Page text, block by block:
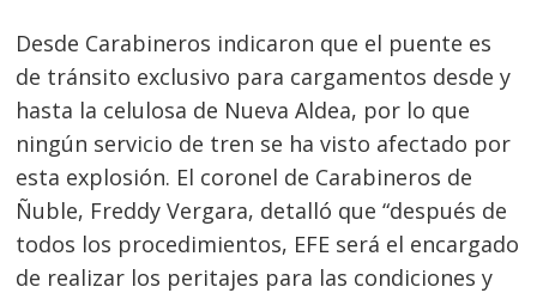
Desde Carabineros indicaron que el puente es
de tránsito exclusivo para cargamentos desde y
hasta la celulosa de Nueva Aldea, por lo que
ningún servicio de tren se ha visto afectado por
esta explosión. El coronel de Carabineros de
Ñuble, Freddy Vergara, detalló que “después de
todos los procedimientos, EFE será el encargado
de realizar los peritajes para las condiciones y